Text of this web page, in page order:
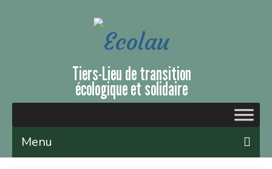
Tiers-Lieu de transition
écologique et solidaire
Menu